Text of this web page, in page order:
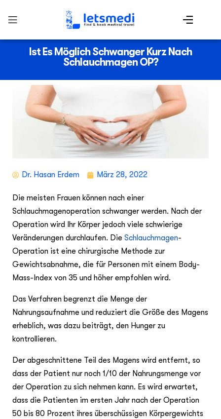
Ist Es Möglich Schwanger Kurz Nach
Schlauchmagen OP?
Dr. Hasan Erdem März 28, 2022
Die meisten Frauen können nach einer
Schlauchmagenoperation schwanger werden. Nach der
Operation wird Ihr Körper jedoch viele schwierige
Veränderungen durchlaufen. Die Schlauchmagen-
Operation ist eine chirurgische Methode zur
Gewichtsabnahme, die für Personen mit einem Body-
Mass-Index von 35 und höher empfohlen wird.
Das Verfahren begrenzt die Menge der
Nahrungsaufnahme und reduziert die Größe des Magens
erheblich, was dazu beiträgt, den Hunger zu
kontrollieren.
Der abgeschnittene Teil des Magens wird entfernt, so
dass der Patient nur noch 1/10 der Nahrungsmenge vor
der Operation zu sich nehmen kann. Es wird erwartet,
dass die Patienten im ersten Jahr nach der Operation
50 bis 80 Prozent ihres überschüssigen Körpergewichts